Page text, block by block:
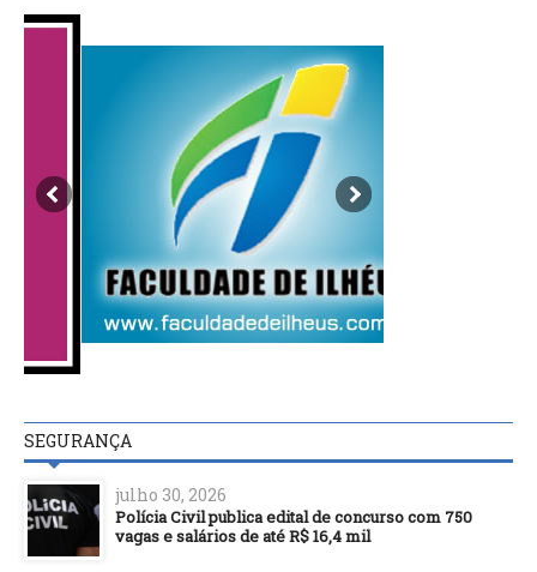
SEGURANÇA
julho 30, 2026
Polícia Civil publica edital de concurso com 750
vagas e salários de até R$ 16,4 mil